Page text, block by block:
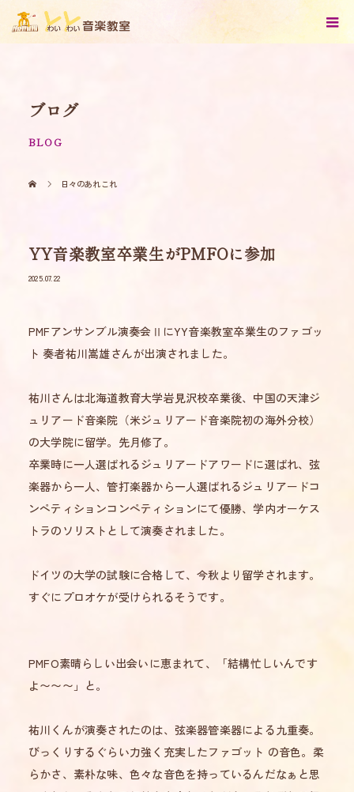
ブログ
BLOG
日々のあれこれ
YY音楽教室卒業生がPMFOに参加
2025.07.22
PMFアンサンブル演奏会ⅡにYY音楽教室卒業生のファゴッ
ト 奏者祐川嵩雄さんが出演されました。
祐川さんは北海道教育大学岩見沢校卒業後、中国の天津ジ
ュリアード音楽院（米ジュリアード音楽院初の海外分校）
の大学院に留学。先月修了。
卒業時に一人選ばれるジュリアードアワードに選ばれ、弦
楽器から一人、管打楽器から一人選ばれるジュリアードコ
ンペティションコンペティションにて優勝、学内オーケス
トラのソリストとして演奏されました。
ドイツの大学の試験に合格して、今秋より留学されます。
すぐにプロオケが受けられるそうです。
PMFO素晴らしい出会いに恵まれて、「結構忙しいんです
よ〜〜〜」と。
祐川くんが演奏されたのは、弦楽器管楽器による九重奏。
びっくりするぐらい力強く充実したファゴット の音色。柔
らかさ、素朴な味、色々な音色を持っているんだなぁと思